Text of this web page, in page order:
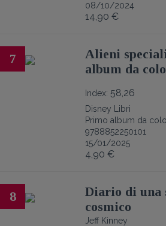
08/10/2024
14,90 €
7
Alieni
album da
Index: 58,26
Disney Libri
Primo album da
9788852250101
15/01/2025
4,90 €
8
Diario di una
cosmico
Jeff Kinney